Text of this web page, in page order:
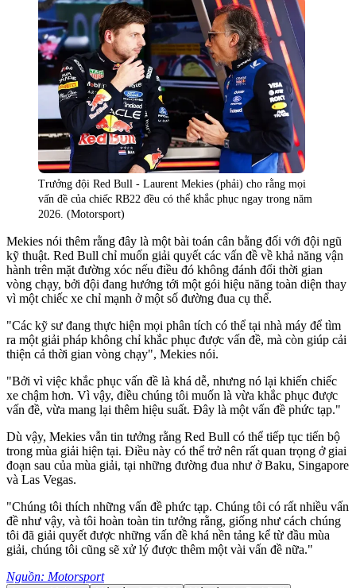
Trưởng đội Red Bull - Laurent Mekies (phải) cho rằng mọi
vấn đề của chiếc RB22 đều có thể khắc phục ngay trong năm
2026. (Motorsport)
Mekies nói thêm rằng đây là một bài toán cân bằng đối với đội ngũ
kỹ thuật. Red Bull chỉ muốn giải quyết các vấn đề về khả năng vận
hành trên mặt đường xóc nếu điều đó không đánh đổi thời gian
vòng chạy, bởi đội đang hướng tới một gói hiệu năng toàn diện thay
vì một chiếc xe chỉ mạnh ở một số đường đua cụ thể.
"Các kỹ sư đang thực hiện mọi phân tích có thể tại nhà máy để tìm
ra một giải pháp không chỉ khắc phục được vấn đề, mà còn giúp cải
thiện cả thời gian vòng chạy", Mekies nói.
"Bởi vì việc khắc phục vấn đề là khá dễ, nhưng nó lại khiến chiếc
xe chậm hơn. Vì vậy, điều chúng tôi muốn là vừa khắc phục được
vấn đề, vừa mang lại thêm hiệu suất. Đây là một vấn đề phức tạp."
Dù vậy, Mekies vẫn tin tưởng rằng Red Bull có thể tiếp tục tiến bộ
trong mùa giải hiện tại. Điều này có thể trở nên rất quan trọng ở giai
đoạn sau của mùa giải, tại những đường đua như ở Baku, Singapore
và Las Vegas.
"Chúng tôi thích những vấn đề phức tạp. Chúng tôi có rất nhiều vấn
đề như vậy, và tôi hoàn toàn tin tưởng rằng, giống như cách chúng
tôi đã giải quyết được những vấn đề khá nền tảng kể từ đầu mùa
giải, chúng tôi cũng sẽ xử lý được thêm một vài vấn đề nữa."
Nguồn: Motorsport